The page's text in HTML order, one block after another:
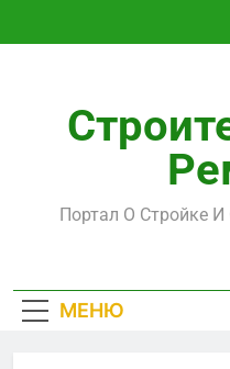
Портал О Стройке И
МЕНЮ